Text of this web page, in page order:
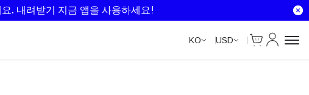
. 내려받기 지금 앱을 사용하세요!
KO USD
Cart
내 계정